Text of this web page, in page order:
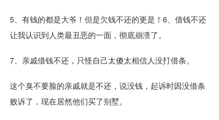
5、有钱的都是大爷！但是欠钱不还的更是！6、借钱不还
让我认识到人类最丑恶的一面，彻底崩溃了。
7、亲戚借钱不还，只怪自己太傻太相信人没打借条。
这个臭不要脸的亲戚就是不还，说没钱，起诉时因没借条
败诉了，现在居然他们买了别墅。